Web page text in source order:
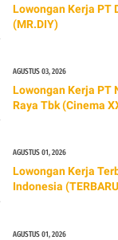
Lowongan Kerja PT
(MR.DIY)
AGUSTUS 03, 2026
Lowongan Kerja PT
Raya Tbk (Cinema
AGUSTUS 01, 2026
Lowongan Kerja
Indonesia
AGUSTUS 01, 2026